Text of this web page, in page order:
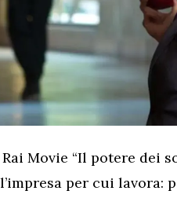
Movie “Il potere dei
per cui lavora: